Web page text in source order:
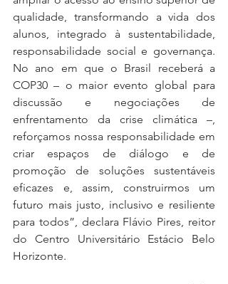
qualidade, transformando a vida dos
alunos, integrado à sustentabilidade,
responsabilidade social e governança.
No ano em que o Brasil receberá a
COP30 – o maior evento global para
discussão e negociações de
enfrentamento da crise climática –,
reforçamos nossa responsabilidade em
criar espaços de diálogo e de
promoção de soluções sustentáveis
eficazes e, assim, construirmos um
futuro mais justo, inclusivo e resiliente
para todos”, declara Flávio Pires, reitor
do Centro Universitário Estácio Belo
Horizonte.